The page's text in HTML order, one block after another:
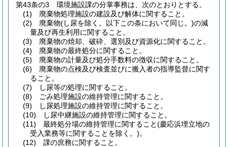
第43条の3
環境施設課の分掌事務は、次のとおりとする。
(1)
廃棄物処理施設の建設及び解体に関すること。
(2)
廃棄物(し尿を除く。以下この条において同じ。)の減
量及び再生利用に関すること。
(3)
廃棄物の焼却、破砕、選別及び資源化に関すること。
(4)
廃棄物の最終処分に関すること。
(5)
廃棄物の計量及び処分手数料の徴収に関すること。
(6)
廃棄物の点検及び検査並びに搬入者の指導監督に関す
ること。
(7)
し尿等の処理に関すること。
(8)
ごみ処理施設の維持管理に関すること。
(9)
し尿処理施設の維持管理に関すること。
(10)
し尿中継施設の維持管理に関すること。
(11)
最終処分場の維持管理に関すること(慶応浜埋立地の
受入業務等に関することを除く。)。
(12)
課の庶務に関すること。